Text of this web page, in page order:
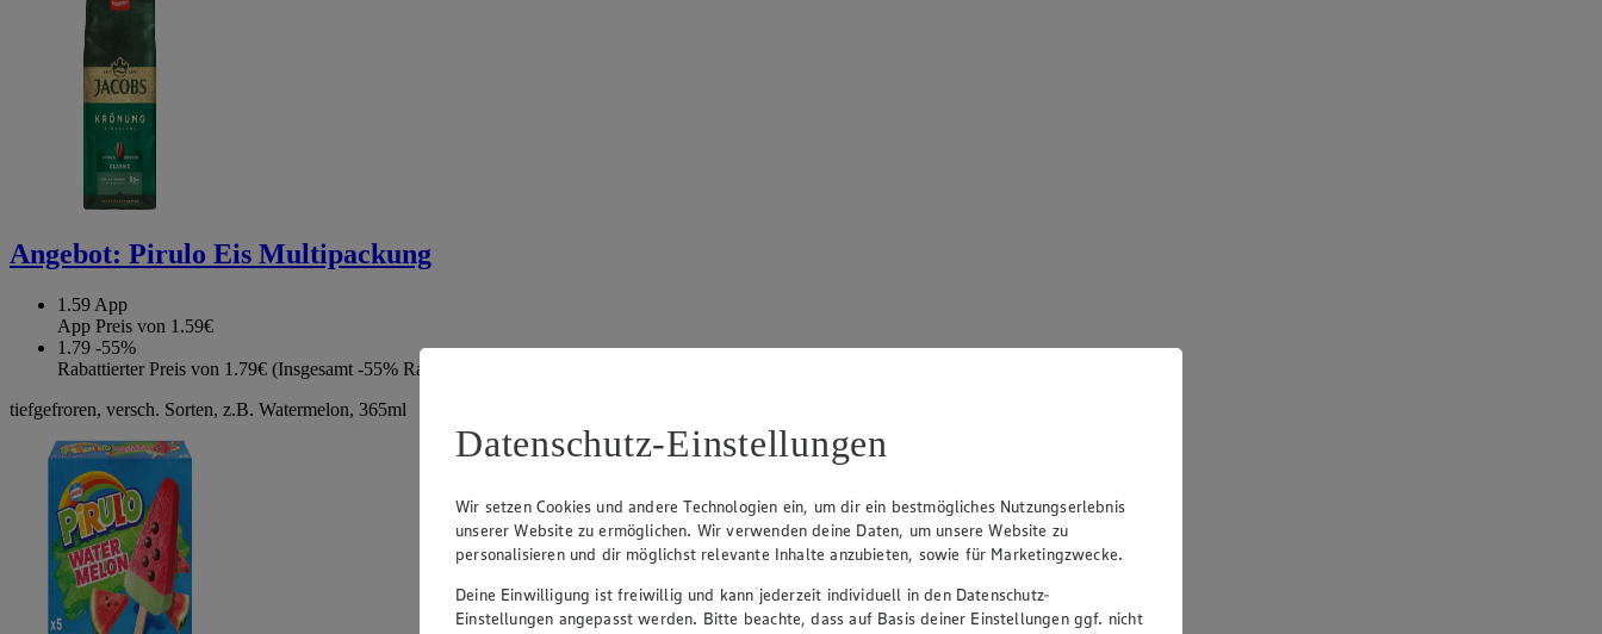
Angebot: Pirulo Eis Multipackung
1.59 App
App Preis von 1.59€
1.79 -55%
Rabattierter Preis von 1.79€ (Insgesamt -55% Rabatt)
tiefgefroren, versch. Sorten, z.B. Watermelon, 365ml
Datenschutz-Einstellungen
Wir setzen Cookies und andere Technologien ein, um dir ein bestmögliches Nutzungserlebnis
unserer Website zu ermöglichen. Wir verwenden deine Daten, um unsere Website zu
personalisieren und dir möglichst relevante Inhalte anzubieten, sowie für Marketingzwecke.
Deine Einwilligung ist freiwillig und kann jederzeit individuell in den Datenschutz-
Einstellungen angepasst werden. Bitte beachte, dass auf Basis deiner Einstellungen ggf. nicht